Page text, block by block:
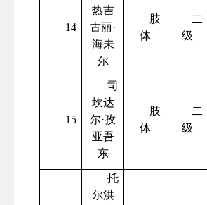
14
热吉
古丽·
海未
尔
肢
体
二
级
15
司
坎达
尔·孜
亚吾
东
肢
体
二
级
托
尔洪